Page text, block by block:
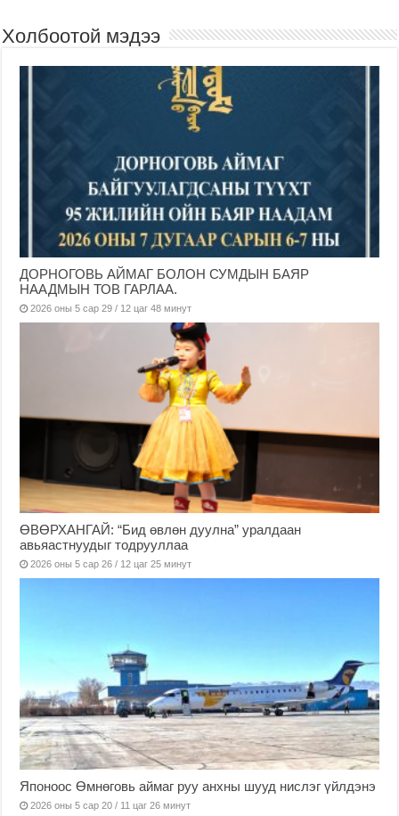
Холбоотой мэдээ
ДОРНОГОВЬ АЙМАГ БОЛОН СУМДЫН БАЯР
НААДМЫН ТОВ ГАРЛАА.
2026 оны 5 сар 29 / 12 цаг 48 минут
ӨВӨРХАНГАЙ: “Бид өвлөн дуулна” уралдаан
авьяастнуудыг тодрууллаа
2026 оны 5 сар 26 / 12 цаг 25 минут
Японоос Өмнөговь аймаг руу анхны шууд нислэг үйлдэнэ
2026 оны 5 сар 20 / 11 цаг 26 минут